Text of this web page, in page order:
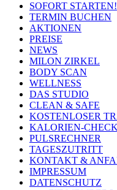
SOFORT STARTEN!
TERMIN BUCHEN
AKTIONEN
PREISE
NEWS
MILON ZIRKEL
BODY SCAN
WELLNESS
DAS STUDIO
CLEAN & SAFE
KOSTENLOSER
KALORIEN-CHECK
PULSRECHNER
TAGESZUTRITT
KONTAKT &
IMPRESSUM
DATENSCHUTZ